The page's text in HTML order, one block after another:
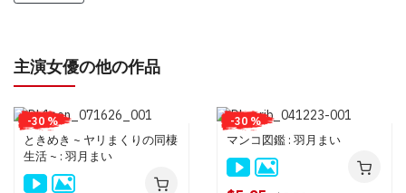
主演女優の他の作品
-30 %
ときめき ~ ヤリまくりの同棲
生活 ~ : 羽月まい
-30 %
マンコ図鑑 : 羽月まい